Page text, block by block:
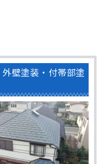
壁塗装・付帯部塗